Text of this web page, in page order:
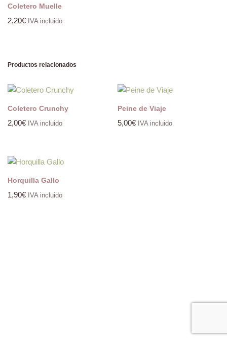
Coletero Muelle
2,20€ IVA incluido
Productos relacionados
Coletero Crunchy
2,00€ IVA incluido
Peine de Viaje
5,00€ IVA incluido
Horquilla Gallo
1,90€ IVA incluido